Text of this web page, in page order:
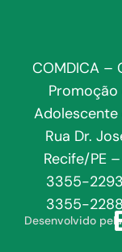
COMDICA –
Adolescente
Rua Dr.
Recife/PE
3355-
3355-
Desenvolvido pela